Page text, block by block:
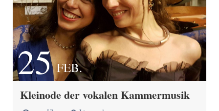
25 FEB.
Kleinode der vokalen Kammermusik